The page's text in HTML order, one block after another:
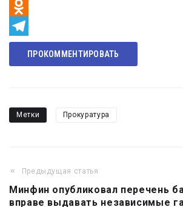
VK
Odnoklassniki
Telegram
ПРОКОММЕНТИРОВАТЬ
Метки Прокуратура
Навигация
по
Предыдущая статья
Минфин опубликовал перечень
вправе выдавать независимые